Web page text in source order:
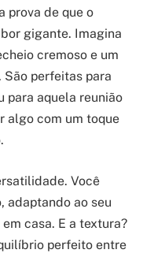
prova de que o
gigante. Imagina
cremoso e um
São perfeitas para
para aquela reunião
algo com um toque
Você
adaptando ao seu
casa. E a textura?
perfeito entre